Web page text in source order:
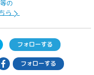
の
ら
フォローする
フォローする